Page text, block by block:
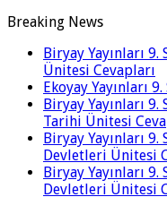
Breaking News
Biryay Yayınları
Ünitesi Cevapları
Ekoyay Yayınları
Biryay Yayınları
Tarihi Ünitesi
Biryay Yayınları
Devletleri Ünitesi
Biryay Yayınları
Devletleri Ünitesi